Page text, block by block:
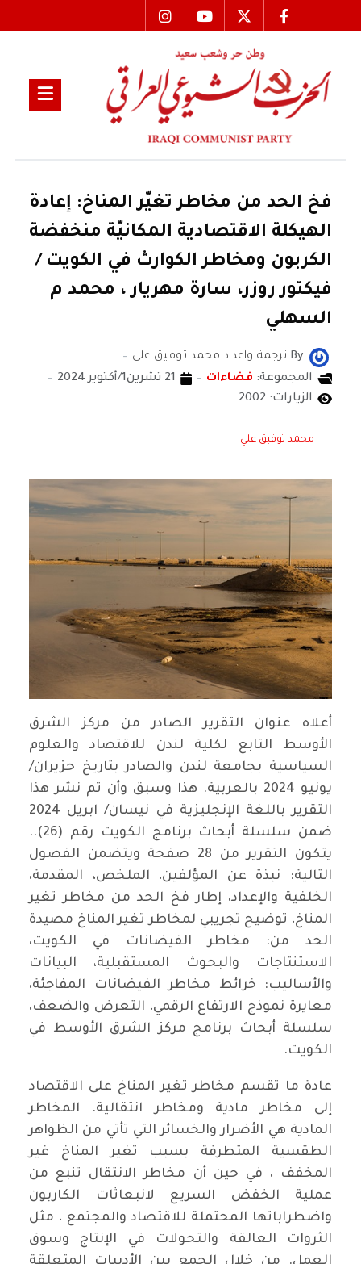
فخ الحد من مخاطر تغيّر المناخ: إعادة
الهيكلة الاقتصادية المكانيّة منخفضة
الكربون ومخاطر الكوارث في الكويت /
فيكتور روزر، سارة مهريار ، محمد م
السهلي
By ترجمة واعداد محمد توفيق علي
المجموعة: فضاءات
21 تشرين1/أكتوير 2024
الزيارات: 2002
محمد توفبق علي
أعلاه عنوان التقرير الصادر من مركز الشرق
الأوسط التابع لكلية لندن للاقتصاد والعلوم
السياسية بجامعة لندن والصادر بتاريخ حزيران/
يونيو 2024 بالعربية. هذا وسبق وأن تم نشر هذا
التقرير باللغة الإنجليزية في نيسان/ ابريل 2024
ضمن سلسلة أبحاث برنامج الكويت رقم (26)..
يتكون التقرير من 28 صفحة ويتضمن الفصول
التالية: نبذة عن المؤلفين، الملخص، المقدمة،
الخلفية والإعداد، إطار فخ الحد من مخاطر تغير
المناخ، توضيح تجريبي لمخاطر تغير المناخ مصيدة
الحد من: مخاطر الفيضانات في الكويت،
الاستنتاجات والبحوث المستقبلية، البيانات
والأساليب: خرائط مخاطر الفيضانات المفاجئة،
معايرة نموذج الارتفاع الرقمي، التعرض والضعف،
سلسلة أبحاث برنامج مركز الشرق الأوسط في
الكويت.
عادة ما تقسم مخاطر تغير المناخ على الاقتصاد
إلى مخاطر مادية ومخاطر انتقالية. المخاطر
المادية هي الأضرار والخسائر التي تأتي من الظواهر
الطقسية المتطرفة بسبب تغير المناخ غير
المخفف ، في حين أن مخاطر الانتقال تنبع من
عملية الخفض السريع لانبعاثات الكاربون
واضطراباتها المحتملة للاقتصاد والمجتمع ، مثل
الثروات العالقة والتحولات في الإنتاج وسوق